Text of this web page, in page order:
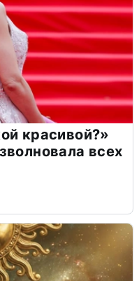
красивой?»
всех